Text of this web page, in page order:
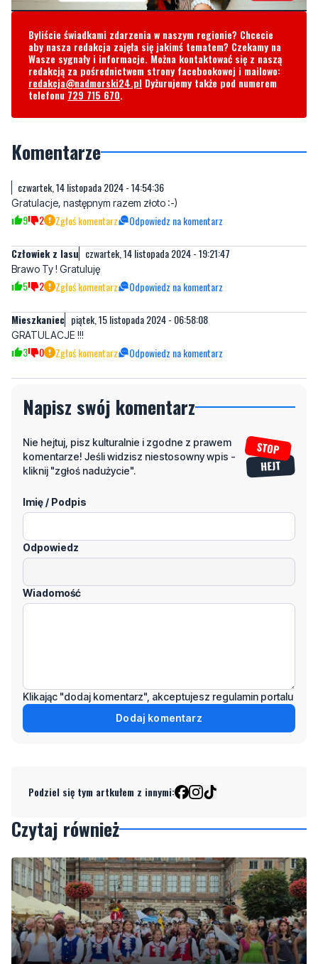
Byliście świadkami zdarzenia w naszym regionie? Chcecie
aby nasza redakcja zajęła się jakimś tematem? Czekamy na
redakcją za pośrednictwem strony facebookowej i mailowo:
telefonu729 715 670
Komentarze
Gratulacje, następnym razem złoto :-)
9 2 Zgłoś komentarz
Brawo Ty ! Gratuluję
5 2 Zgłoś komentarz
3 0 Zgłoś komentarz Odpowiedz na komentarz
Napisz swój komentarz
komentarze! Jeśli widzisz niestosowny wpis -
Imię / Podpis
Odpowiedz
Podziel się tym artkułem z innymi:
Czytaj również